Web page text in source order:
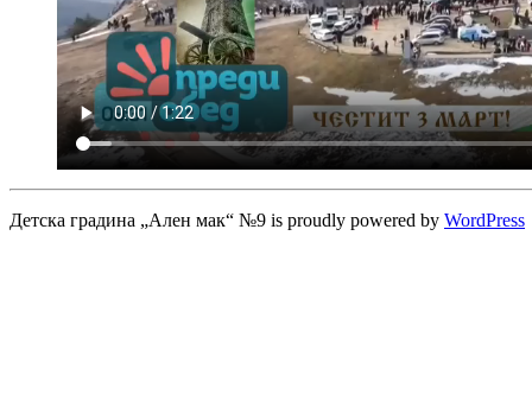
Детска градина „Ален мак“ №9 is proudly powered by WordPress